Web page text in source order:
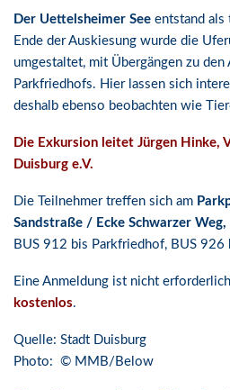
Der Uettelsheimer See entstand als
Ende der Auskiesung wurde die
umgestaltet, mit Übergängen zu den
Parkfriedhofs. Hier lassen sich
deshalb ebenso beobachten wie
Die Exkursion leitet Jürgen Hinke,
Duisburg e.V.
Die Teilnehmer treffen sich am
Sandstraße / Ecke Schwarzer
BUS 912 bis Parkfriedhof, BUS 926
Eine Anmeldung ist nicht
kostenlos.
Quelle: Stadt Duisburg
Photo: © MMB/Below